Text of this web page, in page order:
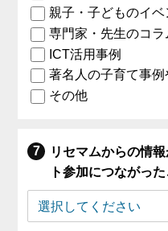
親子・子どものイ
専門家・先生のコラ
ICT活用事例
著名人の子育て事
その他
リセマムからの情
ト参加につながっ